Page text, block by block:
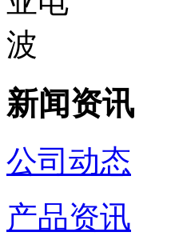
新闻资讯
公司动态
产品资讯